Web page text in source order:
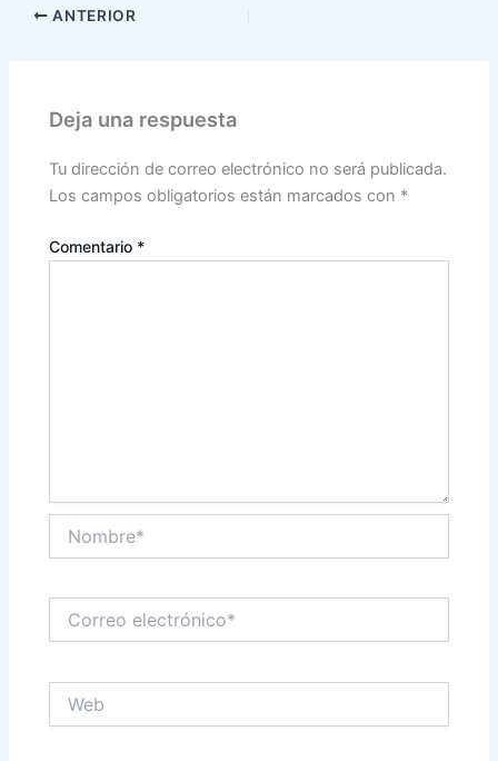
ANTERIOR
Deja una respuesta
Tu dirección de correo electrónico no será publicada.
Los campos obligatorios están marcados con *
Comentario *
electrónico*